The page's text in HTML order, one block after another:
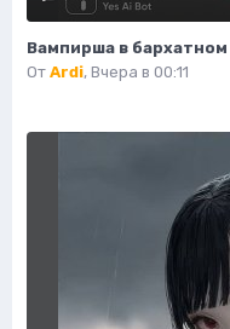
От Ardi, Вчера в 00:11